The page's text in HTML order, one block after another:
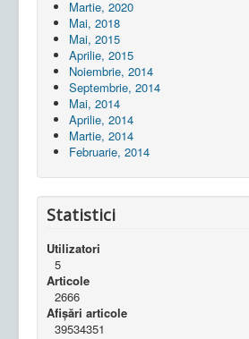
Martie, 2020
Mai, 2018
Mai, 2015
Aprilie, 2015
Noiembrie, 2014
Septembrie, 2014
Mai, 2014
Aprilie, 2014
Martie, 2014
Februarie, 2014
Statistici
Utilizatori
5
Articole
2666
Afișări articole
39534351